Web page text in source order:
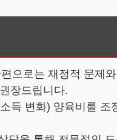
으로는 재정적 문제
장드립니다.
득 변화) 양육비를 조